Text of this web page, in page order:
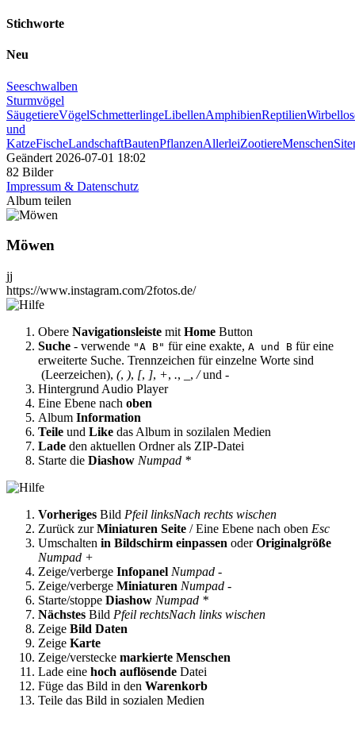
Stichworte
Neu
Seeschwalben
Sturmvögel
SäugetiereVögelSchmetterlingeLibellenAmphibienReptilien
und
KatzeFischeLandschaftBautenPflanzenAllerleiZootiereMenschen
Geändert 2026-07-01 18:02
82 Bilder
Impressum & Datenschutz
Album teilen
Möwen
jj
https://www.instagram.com/2fotos.de/
Obere Navigationsleiste mit Home Button
Suche - verwende "A B" für eine exakte, A und B für eine
erweiterte Suche. Trennzeichen für einzelne Worte sind
(Leerzeichen), (, ), [, ], +, ., , /und -
Hintergrund Audio Player
Eine Ebene nach oben
Album Information
Teile und Like das Album in sozilalen Medien
Lade den aktuellen Ordner als ZIP-Datei
Starte die Diashow Numpad *
Vorheriges Bild Pfeil linksNach rechts wischen
Zurück zurMiniaturen Seite / Eine Ebene nach oben Esc
Umschalten in Bildschirm einpassen oderOriginalgröße
Numpad +
Zeige/verberge Infopanel Numpad -
Zeige/verberge Miniaturen Numpad -
Starte/stoppe Diashow Numpad *
Nächstes Bild Pfeil rechtsNach links wischen
Zeige Bild Daten
Zeige Karte
Zeige/verstecke markierte Menschen
Lade eine hoch auflösende Datei
Füge das Bild in den Warenkorb
Teile das Bild in sozialen Medien